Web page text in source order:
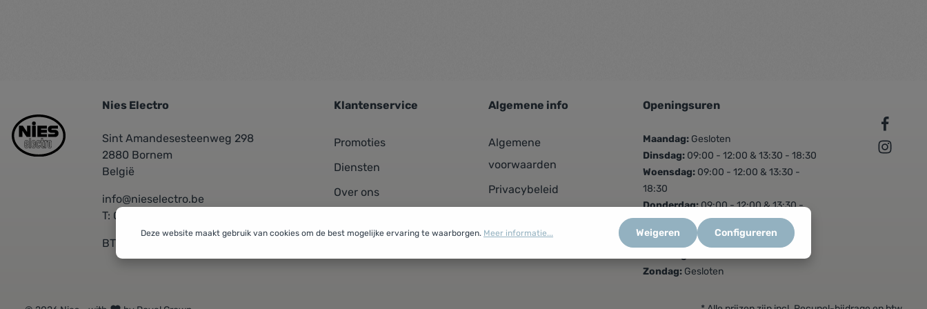
Nies Electro
Sint Amandesesteenweg 298
2880 Bornem
België
info@nieselectro.be
T: 03/889.06.30
BTW: BE 0437576601
Klantenservice
Promoties
Diensten
Over ons
Algemene info
Algemene
voorwaarden
Privacybeleid
Openingsuren
Maandag: Gesloten
Dinsdag: 09:00 - 12:00 & 13:30 - 18:30
Woensdag: 09:00 - 12:00 & 13:30 -
18:30
Donderdag:09:00 - 12:00 & 13:30 -
18:30
Vrijdag: 09:00 - 12:00 & 13:30 - 18:30
Zondag: Gesloten
Deze website maakt gebruik van cookies om de best mogelijke ervaring te waarborgen. Meer informatie... Weigeren Configureren